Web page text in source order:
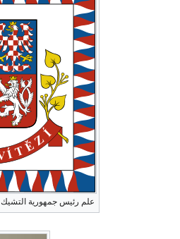
علم رئيس جمهورية التشيك